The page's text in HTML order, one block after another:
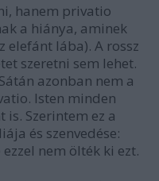
hanem privatio
a hiánya, aminek
elefánt lába). A rossz
szeretni sem lehet.
azonban nem a
Isten minden
is. Szerintem ez a
és szenvedése:
nem ölték ki ezt.